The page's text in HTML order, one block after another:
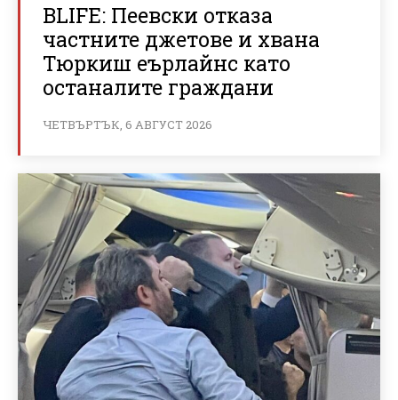
BLIFE: Пеевски отказа
частните джетове и хвана
Тюркиш еърлайнс като
останалите граждани
ЧЕТВЪРТЪК, 6 АВГУСТ 2026